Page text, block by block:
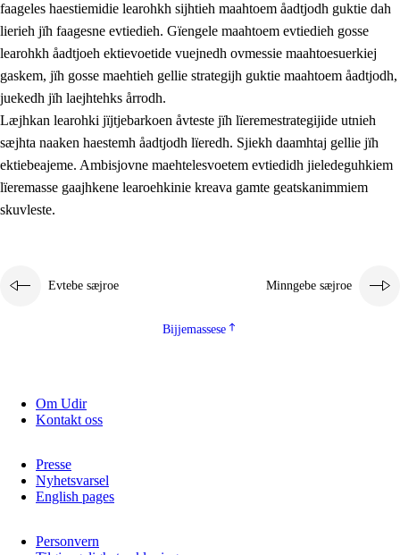
Dåaresthfaageles teemah
faageles haestiemidie learohkh sijhtieh maahtoem åadtjodh guktie dah
lierieh jïh faagesne evtiedieh. Gïengele maahtoem evtiedieh gosse
learohkh åadtjoeh ektievoetide vuejnedh ovmessie maahtoesuerkiej
gaskem, jïh gosse maehtieh gellie strategijh guktie maahtoem åadtjodh,
juekedh jïh laejhtehks årrodh.
Læjhkan learohki jïjtjebarkoen åvteste jïh lïeremestrategijide utnieh
sæjhta naaken haestemh åadtjodh lïeredh. Sjiekh daamhtaj gellie jïh
ektiebeajeme. Ambisjovne maehtelesvoetem evtiedidh jieledeguhkiem
lïeremasse gaajhkene learoehkinie kreava gamte geatskanimmiem
skuvleste.
Evtebe sæjroe Minngebe sæjroe
Bijjemassese
Om Udir
Kontakt oss
Presse
Nyhetsvarsel
English pages
Personvern